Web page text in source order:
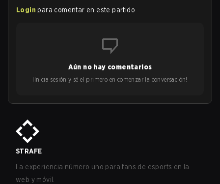
Login para comentar en este partido
Aún no hay comentarios
¡Inicia sesión y sé el primero en comenzar la conversación!
STRAFE
La experiencia número uno para fans de esports en la
web y móvil.